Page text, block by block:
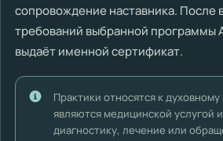
сопровождение наставника. После
требований выбранной программы
выдаёт именной сертификат.
Практики относятся к
являются медицинской услугой
диагностику, лечение или